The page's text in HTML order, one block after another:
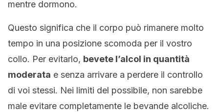
mentre dormono.
Questo significa che il corpo può rimanere molto
tempo in una posizione scomoda per il vostro
collo. Per evitarlo, bevete l’alcol in quantità
moderata e senza arrivare a perdere il controllo
di voi stessi. Nei limiti del possibile, non sarebbe
male evitare completamente le bevande alcoliche.